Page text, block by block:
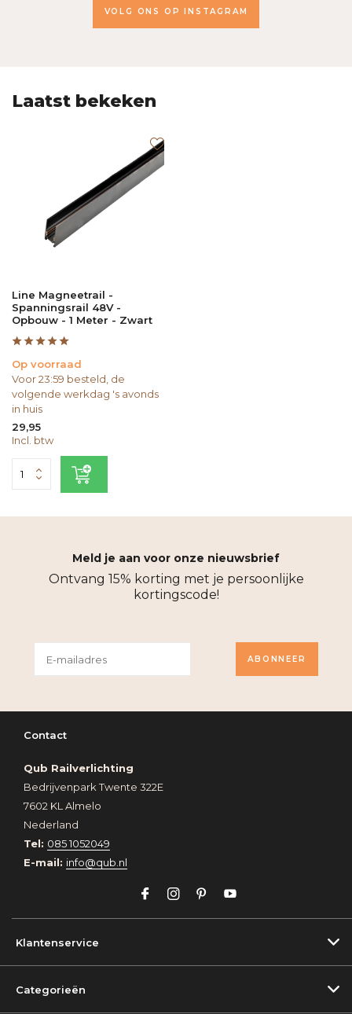
VOLG ONS OP INSTAGRAM
Laatst bekeken
Line Magneetrail -
Spanningsrail 48V -
Opbouw - 1 Meter - Zwart
Op voorraad
Voor 23:59 besteld, de
volgende werkdag 's avonds
in huis
29,95
Incl. btw
Meld je aan voor onze nieuwsbrief
Ontvang 15% korting met je persoonlijke
kortingscode!
ABONNEER
Contact
Qub Railverlichting
Bedrijvenpark Twente 322E
7602 KL Almelo
Nederland
Tel: 085 1052049
E-mail: info@qub.nl
Klantenservice
Categorieën